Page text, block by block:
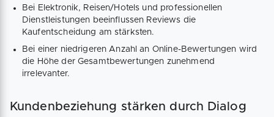
Bei Elektronik, Reisen/Hotels und professionellen
Dienstleistungen beeinflussen Reviews die
Kaufentscheidung am stärksten.
Bei einer niedrigeren Anzahl an Online-Bewertungen wird
die Höhe der Gesamtbewertungen zunehmend
irrelevanter.
Kundenbeziehung stärken durch Dialog